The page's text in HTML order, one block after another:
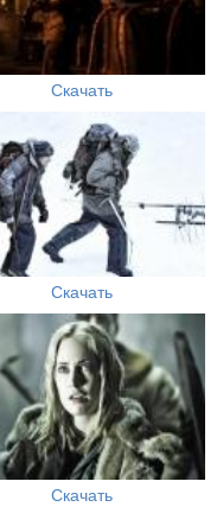
Скачать
Скачать
Скачать